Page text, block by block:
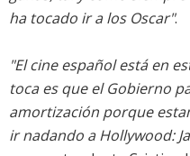
ha tocado ir a los Oscar".
"El cine español está en
toca es que el Gobierno
amortización porque
ir nadando a Hollywood: